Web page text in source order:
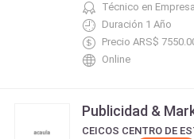
Técnico en
Duración 1 Año
Precio ARS$
Online
Publicidad &